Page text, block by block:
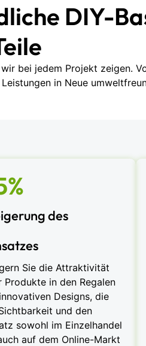
DIY-
bei jedem Projekt zeigen.
in Neue
des
Sie die Attraktivität
Produkte in den Regalen
Designs, die
und den
sowohl im Einzelhandel
auf dem Online-Markt